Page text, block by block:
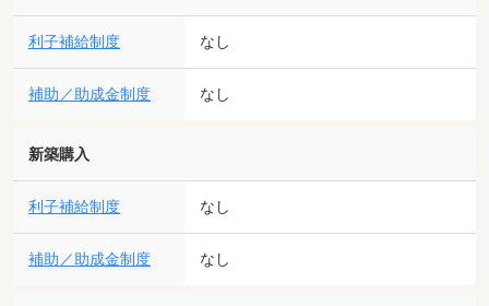
利子補給制度 なし
補助／助成金制度 なし
新築購入
利子補給制度 なし
補助／助成金制度 なし